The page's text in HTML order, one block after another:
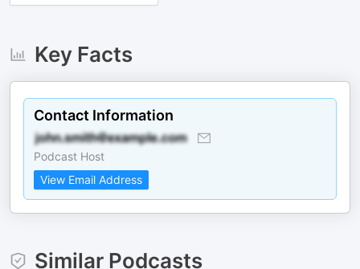
Key Facts
Contact Information
Podcast Host
View Email Address
Similar Podcasts